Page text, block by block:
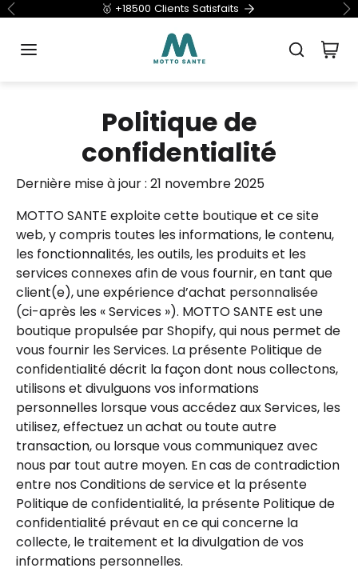
Aller au contenu 🥇 +18500 Clients Satisfaits
Précédent
Politique de
confidentialité
Dernière mise à jour : 21 novembre 2025
MOTTO SANTE exploite cette boutique et ce site
web, y compris toutes les informations, le contenu,
les fonctionnalités, les outils, les produits et les
services connexes afin de vous fournir, en tant que
client(e), une expérience d’achat personnalisée
(ci-après les « Services »). MOTTO SANTE est une
boutique propulsée par Shopify, qui nous permet de
vous fournir les Services. La présente Politique de
confidentialité décrit la façon dont nous collectons,
utilisons et divulguons vos informations
personnelles lorsque vous accédez aux Services, les
utilisez, effectuez un achat ou toute autre
transaction, ou lorsque vous communiquez avec
nous par tout autre moyen. En cas de contradiction
entre nos Conditions de service et la présente
Politique de confidentialité, la présente Politique de
confidentialité prévaut en ce qui concerne la
collecte, le traitement et la divulgation de vos
informations personnelles.